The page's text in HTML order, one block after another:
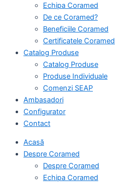
Echipa Coramed
De ce Coramed?
Beneficiile Coramed
Certificatele Coramed
Catalog Produse
Catalog Produse
Produse Individuale
Comenzi SEAP
Ambasadori
Configurator
Contact
Acasă
Despre Coramed
Despre Coramed
Echipa Coramed